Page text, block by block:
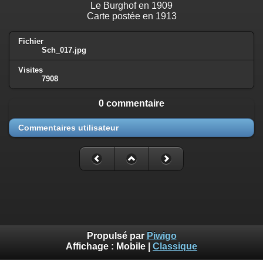
Le Burghof en 1909
Carte postée en 1913
Fichier
Sch_017.jpg
Visites
7908
0 commentaire
Commentaires utilisateur
Propulsé par Piwigo
Affichage : Mobile Classique